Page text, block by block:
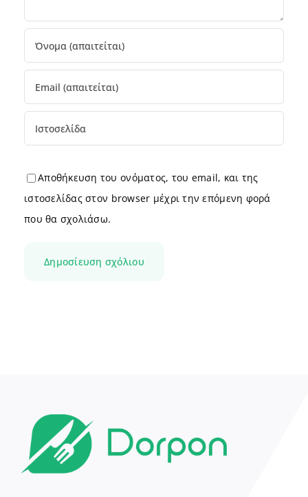
Αποθήκευση του ονόματος, του email, και της
ιστοσελίδας στον browser μέχρι την επόμενη φορά
που θα σχολιάσω.